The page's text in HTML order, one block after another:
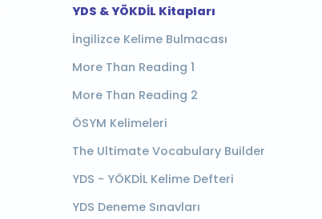
YDS & YÖKDİL Kitapları
İngilizce Kelime Bulmacası
More Than Reading 1
More Than Reading 2
ÖSYM Kelimeleri
The Ultimate Vocabulary Builder
YDS - YÖKDİL Kelime Defteri
YDS Deneme Sınavları